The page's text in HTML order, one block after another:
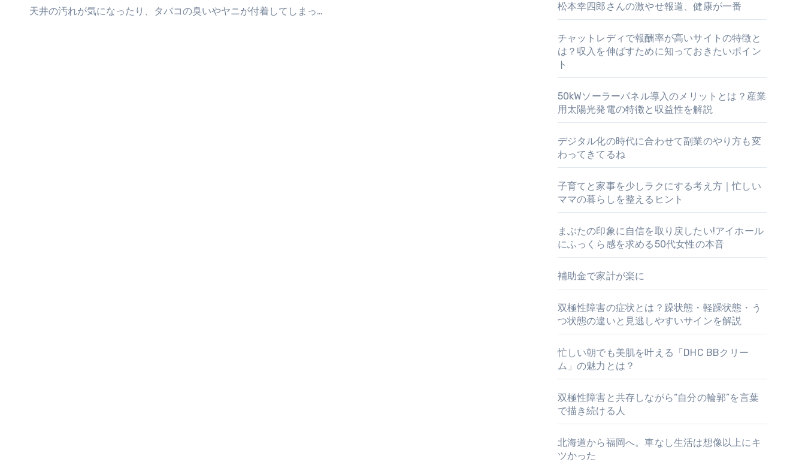
天井の汚れが気になったり、タバコの臭いやヤニが付着してしまっ… 松本幸四郎さんの激やせ報道、健康が一番
チャットレディで報酬率が高いサイトの特徴と
は？収入を伸ばすために知っておきたいポイン
ト
50kWソーラーパネル導入のメリットとは？産業
用太陽光発電の特徴と収益性を解説
デジタル化の時代に合わせて副業のやり方も変
わってきてるね
子育てと家事を少しラクにする考え方｜忙しい
ママの暮らしを整えるヒント
まぶたの印象に自信を取り戻したい!アイホール
にふっくら感を求める50代女性の本音
補助金で家計が楽に
双極性障害の症状とは？躁状態・軽躁状態・う
つ状態の違いと見逃しやすいサインを解説
忙しい朝でも美肌を叶える「DHC BBクリー
ム」の魅力とは？
双極性障害と共存しながら“自分の輪郭”を言葉
で描き続ける人
北海道から福岡へ。車なし生活は想像以上にキ
ツかった